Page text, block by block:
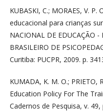
KUBASKI, C.; MORAES, V.
educacional para crianças
NACIONAL DE EDUCAÇÃO -
BRASILEIRO DE
Curitiba: PUCPR, 2009. p.
KUMADA, K. M. O.;
Education Policy For The
Cadernos de Pesquisa, v. 49,